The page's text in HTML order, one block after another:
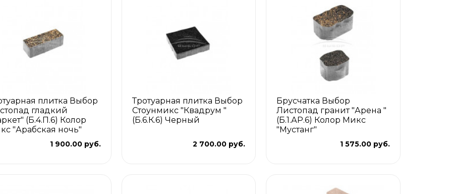
плитка Выбор
гладкий
(Б.4.П.6) Колор
"Арабская ночь"
1 900.00 руб.
Тротуарная плитка Выбор
Стоунмикс "Квадрум "
(Б.6.К.6) Черный
2 700.00 руб.
Брусчатка Выбор
Листопад гранит "Арена "
(Б.1.АР.6) Колор Микс
"Мустанг"
1 575.00 руб.